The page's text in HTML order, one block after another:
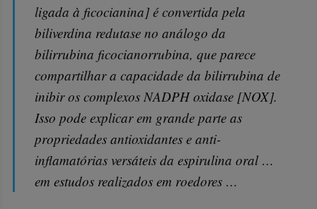
ligada à ficocianina] é convertida pela
biliverdina redutase no análogo da
bilirrubina ficocianorrubina, que parece
compartilhar a capacidade da bilirrubina de
inibir os complexos NADPH oxidase [NOX].
Isso pode explicar em grande parte as
propriedades antioxidantes e anti-
inflamatórias versáteis da espirulina oral …
em estudos realizados em roedores …